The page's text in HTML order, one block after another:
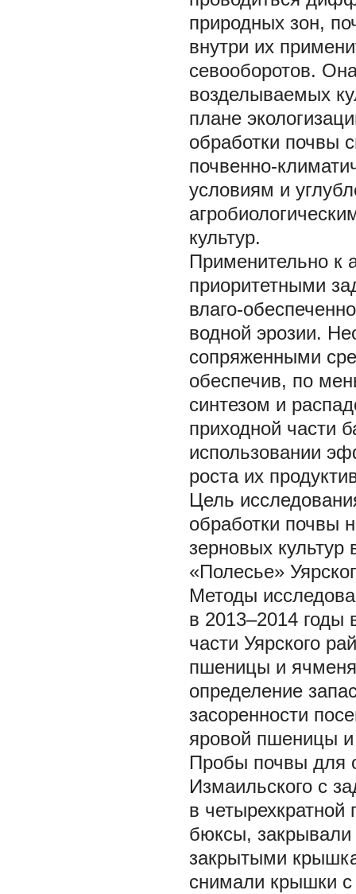
природных зон,
внутри их
севооборотов.
возделываемых
плане
обработки почвы
почвенно-
условиям и
культур.
Применительно к
приоритетными
влаго-
водной эрозии.
сопряженными
обеспечив, по
синтезом и
приходной части
использовании
роста их
Цель
обработки почвы
зерновых
«Полесье»
Методы
в 2013–2014
части Уярского
пшеницы и
определение
засоренности
яровой пшеницы
Пробы почвы для
Измаильского с
в
бюксы,
закрытыми
снимали крышки